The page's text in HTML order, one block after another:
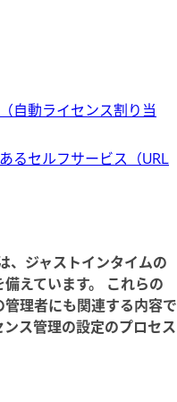
自動ライセンス割り当
るセルフサービス（URL
ジャストインタイムの
えています。 これらの
理者にも関連する内容で
ス管理の設定のプロセス